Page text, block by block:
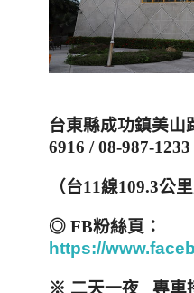
台東縣成功鎮美山
6916 / 08-987-1233
（台11線109.3公里
◎ FB粉絲頁：
https://
※ 二天一夜
專車